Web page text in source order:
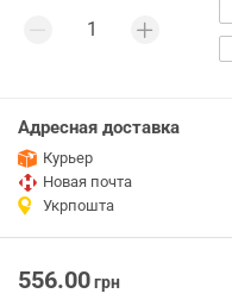
Адресная доставка
Курьер
Новая почта
Укрпошта
556.00грн